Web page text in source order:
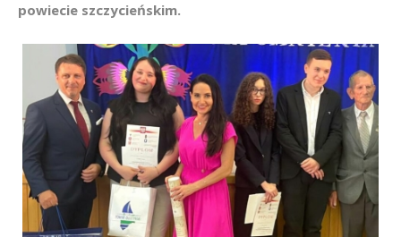
powiecie szczycieńskim.